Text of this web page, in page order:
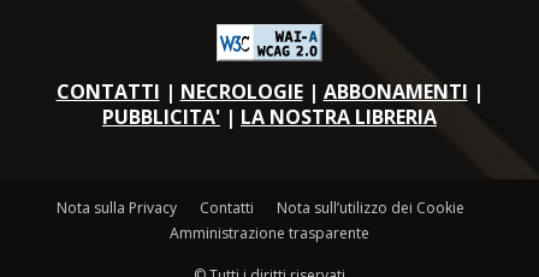
CONTATTI | NECROLOGIE| ABBONAMENTI |
PUBBLICITA' | LA NOSTRA LIBRERIA
Nota sulla Privacy Contatti
Nota sull’utilizzo dei Cookie
Amministrazione trasparente